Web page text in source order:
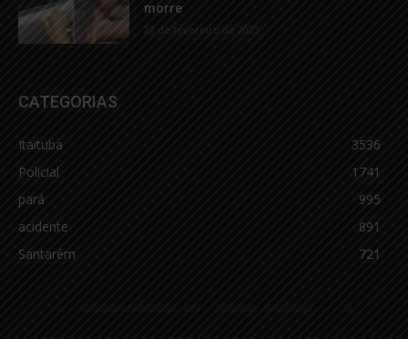
morre
22 de fevereiro de 2023
CATEGORIAS
Itaituba
3536
Policial
1741
pará
995
acidente
891
Santarém
721